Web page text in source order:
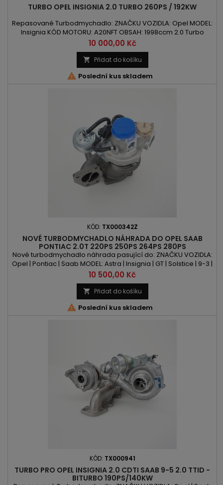
TURBO OPEL INSIGNIA 2.0 TURBO 260PS / 192KW
Repasované Turbodmychadlo: ZNAČKU VOZIDLA: Opel MODEL:
Insignia KÓD MOTORU: A20NFT OBSAH: 1998ccm 2.0 Turbo
VÝKON: 260PS / 192kW ROK VÝROBY: 2013 -
Cena
10 000,00 Kč
 Přidat do košíku
 Poslední kus skladem
KÓD: TX000342Z
NOVÉ TURBODMYCHADLO NÁHRADA DO OPEL SAAB
PONTIAC 2.0T 220PS 250PS 264PS 280PS
Nové turbodmychadlo náhrada pasující do: ZNAČKU VOZIDLA:
Opel | Pontiac | Saab MODEL: Astra | Insignia | GT | Solstice | 9-3 |
9-5 KÓD MOTORU: L850 | A20NHT | A20NFT | Z20NHH | Z20LNF
OBSAH: 1998ccm 2.0 Turbo VÝKON: 220PS/162kW |
250PS/184kW | 264PS/194kW | 280PS/206kW ROK VÝROBY: 2007
-
Cena
10 500,00 Kč
 Přidat do košíku
 Poslední kus skladem
KÓD: TX000941
TURBO PRO OPEL INSIGNIA 2.0 CDTI SAAB 9-5 2.0 TTID -
BITURBO 190PS/140KW